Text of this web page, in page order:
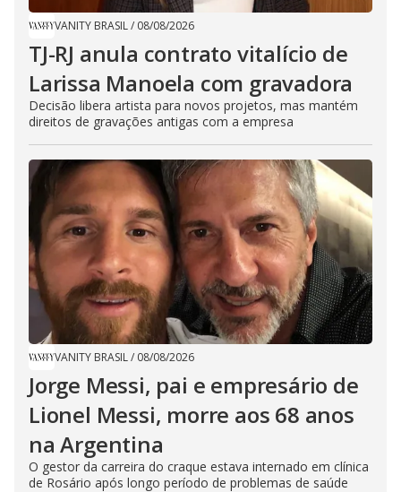
VANITY BRASIL/ 08/08/2026
TJ-RJ anula contrato vitalício de
Larissa Manoela com gravadora
Decisão libera artista para novos projetos, mas mantém
direitos de gravações antigas com a empresa
VANITY BRASIL/ 08/08/2026
Jorge Messi, pai e empresário de
Lionel Messi, morre aos 68 anos
na Argentina
O gestor da carreira do craque estava internado em clínica
de Rosário após longo período de problemas de saúde